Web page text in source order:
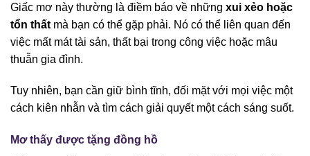
Giấc mơ này thường là điềm báo về những xui xẻo hoặc
tổn thất mà bạn có thể gặp phải. Nó có thể liên quan đến
việc mất mát tài sản, thất bại trong công việc hoặc mâu
thuẫn gia đình.
Tuy nhiên, bạn cần giữ bình tĩnh, đối mặt với mọi việc một
cách kiên nhẫn và tìm cách giải quyết một cách sáng suốt.
Mơ thấy được tặng đồng hồ